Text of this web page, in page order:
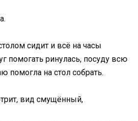
сидит и всё на часы
помогать ринулась, посуду всю
помогла на стол собрать.
вид смущённый,